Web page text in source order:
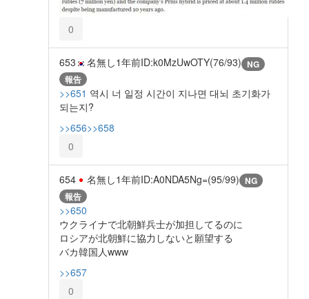
0
653 名無し1年前ID:k0MzUwOTY(76/93) NG
報告
>>651 역시 너 일정 시간이 지나면 대뇌 초기화가
되는지?
>>656>>658
0
654 名無し1年前ID:A0NDA5Ng=(95/99) NG
報告
>>650
ウクライナで北朝鮮兵士が加担してるのに
ロシアが北朝鮮に協力しないと願望する
バカ韓国人www
>>657
0